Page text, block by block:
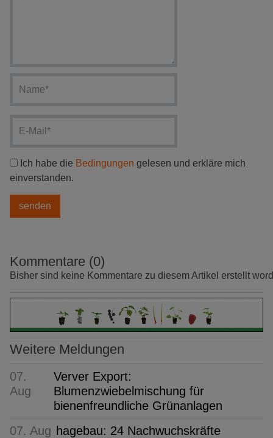
Ich habe die Bedingungen gelesen und erkläre mich
einverstanden.
Kommentare (0)
Bisher sind keine Kommentare zu diesem Artikel erstellt
Weitere Meldungen
07.
Aug
Verver Export:
Blumenzwiebelmischung für
bienenfreundliche Grünanlagen
07. Aug hagebau: 24 Nachwuchskräfte